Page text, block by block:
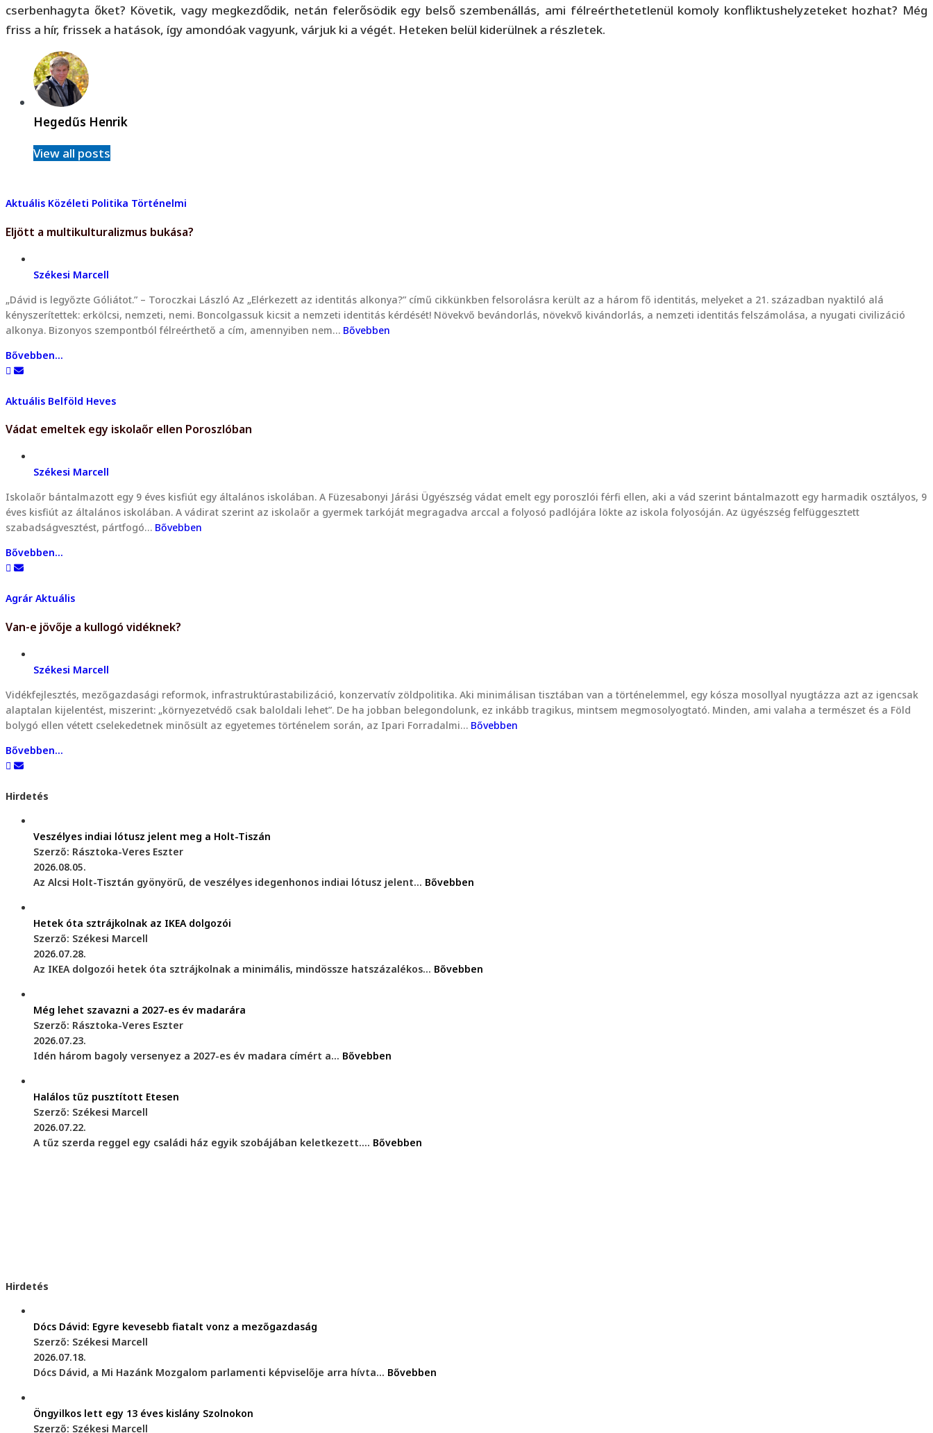
cserbenhagyta őket? Követik, vagy megkezdődik, netán felerősödik egy belső szembenállás, ami félreérthetetlenül komoly konfliktushelyzeteket hozhat? Még
friss a hír, frissek a hatások, így amondóak vagyunk, várjuk ki a végét. Heteken belül kiderülnek a részletek.
Hegedűs Henrik
View all posts
Aktuális Közéleti Politika Történelmi
Eljött a multikulturalizmus bukása?
Székesi Marcell
„Dávid is legyőzte Góliátot.” – Toroczkai László Az „Elérkezett az identitás alkonya?” című cikkünkben felsorolásra került az a három fő identitás, melyeket a 21. században nyaktiló alá
kényszerítettek: erkölcsi, nemzeti, nemi. Boncolgassuk kicsit a nemzeti identitás kérdését! Növekvő bevándorlás, növekvő kivándorlás, a nemzeti identitás felszámolása, a nyugati civilizáció
alkonya. Bizonyos szempontból félreérthető a cím, amennyiben nem… Bővebben
Bővebben...
Aktuális Belföld Heves
Vádat emeltek egy iskolaőr ellen Poroszlóban
Székesi Marcell
Iskolaőr bántalmazott egy 9 éves kisfiút egy általános iskolában. A Füzesabonyi Járási Ügyészség vádat emelt egy poroszlói férfi ellen, aki a vád szerint bántalmazott egy harmadik osztályos, 9
éves kisfiút az általános iskolában. A vádirat szerint az iskolaőr a gyermek tarkóját megragadva arccal a folyosó padlójára lökte az iskola folyosóján. Az ügyészség felfüggesztett
szabadságvesztést, pártfogó… Bővebben
Bővebben...
Agrár Aktuális
Van-e jövője a kullogó vidéknek?
Székesi Marcell
Vidékfejlesztés, mezőgazdasági reformok, infrastruktúrastabilizáció, konzervatív zöldpolitika. Aki minimálisan tisztában van a történelemmel, egy kósza mosollyal nyugtázza azt az igencsak
alaptalan kijelentést, miszerint: „környezetvédő csak baloldali lehet”. De ha jobban belegondolunk, ez inkább tragikus, mintsem megmosolyogtató. Minden, ami valaha a természet és a Föld
bolygó ellen vétett cselekedetnek minősült az egyetemes történelem során, az Ipari Forradalmi… Bővebben
Bővebben...
Hirdetés
Veszélyes indiai lótusz jelent meg a Holt-Tiszán
Szerző: Rásztoka-Veres Eszter
2026.08.05.
Az Alcsi Holt-Tisztán gyönyörű, de veszélyes idegenhonos indiai lótusz jelent... Bővebben
Hetek óta sztrájkolnak az IKEA dolgozói
Szerző: Székesi Marcell
2026.07.28.
Az IKEA dolgozói hetek óta sztrájkolnak a minimális, mindössze hatszázalékos... Bővebben
Még lehet szavazni a 2027-es év madarára
Szerző: Rásztoka-Veres Eszter
2026.07.23.
Idén három bagoly versenyez a 2027-es év madara címért a... Bővebben
Halálos tűz pusztított Etesen
Szerző: Székesi Marcell
2026.07.22.
A tűz szerda reggel egy családi ház egyik szobájában keletkezett.... Bővebben
Hirdetés
Dócs Dávid: Egyre kevesebb fiatalt vonz a mezőgazdaság
Szerző: Székesi Marcell
2026.07.18.
Dócs Dávid, a Mi Hazánk Mozgalom parlamenti képviselője arra hívta... Bővebben
Öngyilkos lett egy 13 éves kislány Szolnokon
Szerző: Székesi Marcell